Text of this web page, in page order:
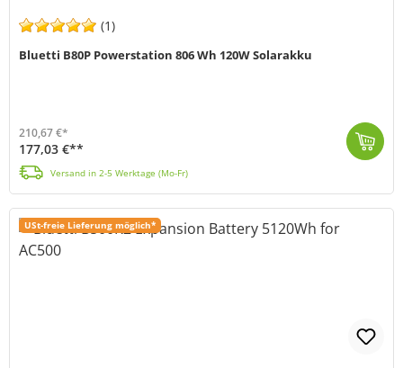
(1)
Bluetti B80P Powerstation 806 Wh 120W Solarakku
210,67 €*
177,03 €**
Versand in 2-5 Werktage (Mo-Fr)
USt-freie Lieferung möglich*